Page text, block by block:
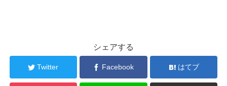
シェアする
Twitter Facebook はてブ